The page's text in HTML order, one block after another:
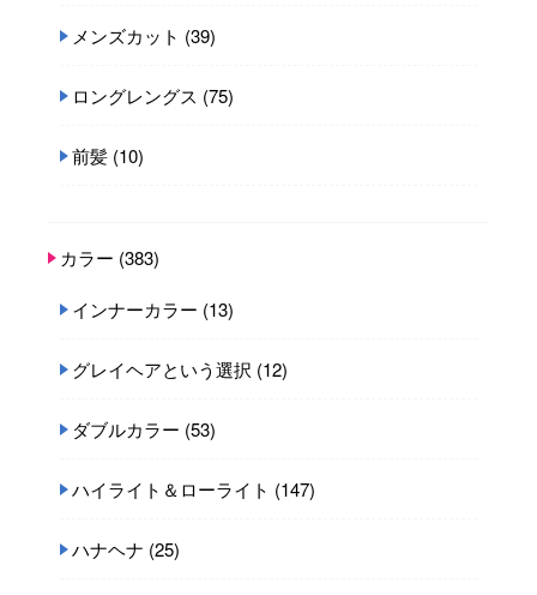
メンズカット (39)
ロングレングス (75)
前髪 (10)
カラー (383)
インナーカラー (13)
グレイヘアという選択 (12)
ダブルカラー (53)
ハイライト＆ローライト (147)
ハナヘナ (25)